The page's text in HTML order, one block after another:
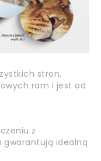
stron,
ram i jest od
z
gwarantują idealną